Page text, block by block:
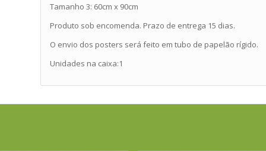
Tamanho 3: 60cm x 90cm
Produto sob encomenda. Prazo de entrega 15 dias.
O envio dos posters será feito em tubo de papelão rígido.
Unidades na caixa:1